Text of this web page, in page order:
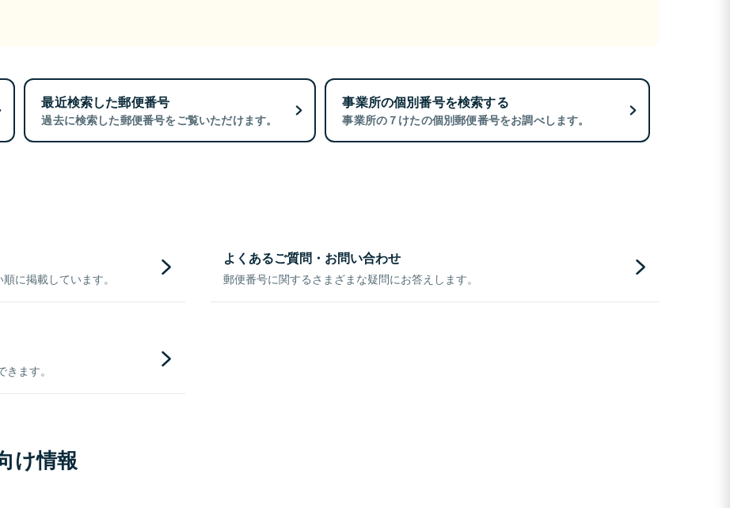
最近検索した郵便番号
過去に検索した郵便番号をご覧いただけます。
事業所の個別番号を検索する
事業所の７けたの個別郵便番号をお調べします。
に掲載しています。
よくあるご質問・お問い合わせ
郵便番号に関するさまざまな疑問にお答えします。
ます。
け情報